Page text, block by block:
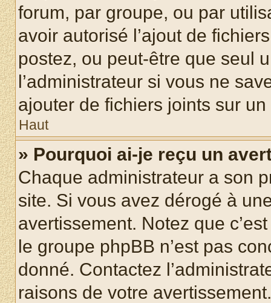
forum, par groupe, ou par
avoir autorisé l’ajout de
postez, ou peut-être que seul
l’administrateur si vous ne
ajouter de fichiers joints sur un
Haut
» Pourquoi ai-je reçu un
Chaque administrateur a son
site. Si vous avez dérogé à
avertissement. Notez que
le groupe phpBB n’est pas
donné. Contactez
raisons de votre avertissement.